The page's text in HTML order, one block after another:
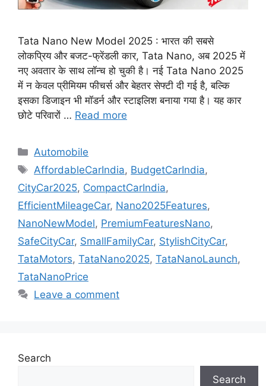
Tata Nano New Model 2025 : भारत की सबसे
लोकप्रिय और बजट-फ्रेंडली कार, Tata Nano, अब 2025 में
नए अवतार के साथ लॉन्च हो चुकी है। नई Tata Nano 2025
में न केवल प्रीमियम फीचर्स और बेहतर सेफ्टी दी गई है, बल्कि
इसका डिजाइन भी मॉडर्न और स्टाइलिश बनाया गया है। यह कार
छोटे परिवारों … Read more
Categories
Automobile
Tags
AffordableCarIndia, BudgetCarIndia,
CityCar2025, CompactCarIndia,
EfficientMileageCar, Nano2025Features,
NanoNewModel, PremiumFeaturesNano,
SafeCityCar, SmallFamilyCar, StylishCityCar,
TataMotors, TataNano2025, TataNanoLaunch,
TataNanoPrice
Leave a comment
Search
Search